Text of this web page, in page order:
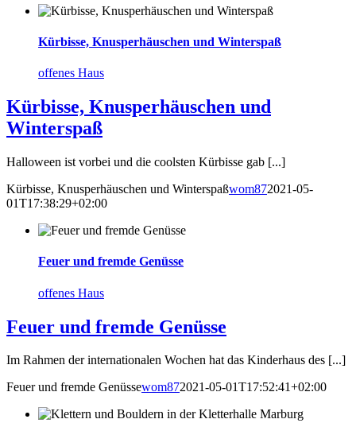
Kürbisse, Knusperhäuschen und Winterspaß
offenes Haus
Kürbisse, Knusperhäuschen und
Winterspaß
Halloween ist vorbei und die coolsten Kürbisse gab [...]
Kürbisse, Knusperhäuschen und Winterspaßwom872021-05-
01T17:38:29+02:00
Feuer und fremde Genüsse
offenes Haus
Feuer und fremde Genüsse
Im Rahmen der internationalen Wochen hat das Kinderhaus des [...]
Feuer und fremde Genüssewom872021-05-01T17:52:41+02:00